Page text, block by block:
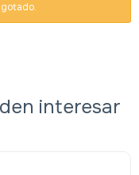
interesar